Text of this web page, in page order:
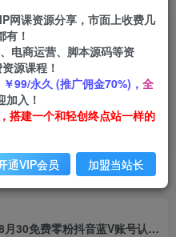
（7073期）外面收费1980的23年8月30免费零粉抖音蓝V账号认证教程
网课资源分享，市面上收费几
！
电商运营、脚本源码等资
源课程！
￥99/永久 (推广佣金70%)， 全
加入！
搭建一个和轻创终点站一样的
通VIP会员 加盟当站长